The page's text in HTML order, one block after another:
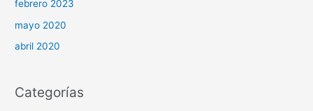
febrero 2023
mayo 2020
abril 2020
Categorías